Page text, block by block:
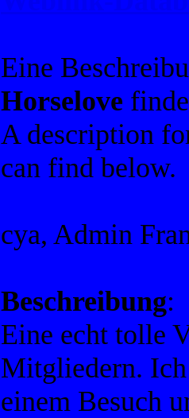
Eine
Horselove
A description
can find below.
cya, Admin
Beschreibung:
Eine echt tolle
Mitgliedern.
einem Besuch